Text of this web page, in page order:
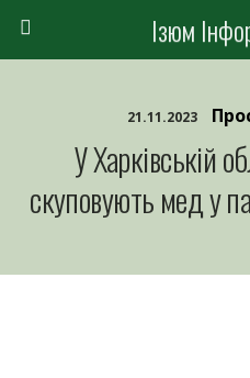
Ізюм
21.11.2023
У Харківській
скуповують мед у